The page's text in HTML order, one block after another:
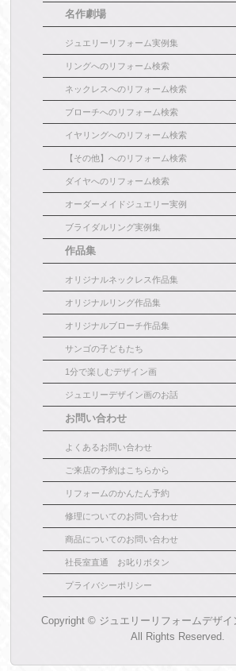
名作劇場
ジュエリーリフォーム実例集
リングへのリフォーム検索
ネックレスへのリフォーム検索
ブローチへのリフォーム検索
イヤリングへのリフォーム検索
【その他】へのリフォーム検索
ダイヤへのリフォーム検索
オーダーメイドジュエリー実例
ブライダルリング実例集
作品集
オリジナルネックレス作品集
オリジナルリング作品集
オリジナルブローチ作品集
サンゴの子どもたち
1分で楽しむデザイン画
ジュエリーデザイン画のお話
お問い合わせ
よくあるお問い合わせ
ご来店の予約はこちらから
リフォームのかんたん予約
修理についてのお問い合わせ
商品についてのお問い合わせ
社長室直通 お叱りボタン
プライバシーポリシー
Copyright © ジュエリーリフォームデザ
All Rights Reserved.